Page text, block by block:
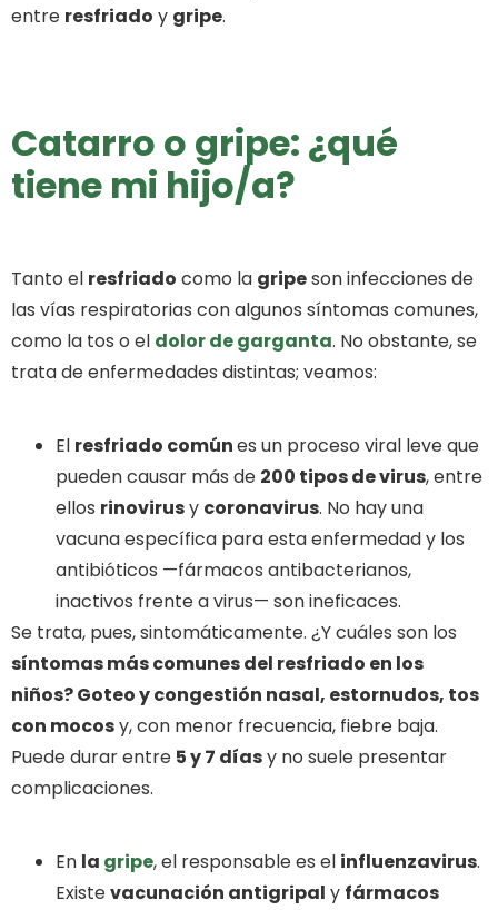
entre resfriado y gripe.
Catarro o gripe: ¿qué
tiene mi hijo/a?
Tanto el resfriado como la gripeson infecciones de
las vías respiratorias con algunos síntomas comunes,
como la tos o el dolor de garganta. No obstante, se
trata de enfermedades distintas; veamos:
El resfriado comúnes un proceso viral leve que
pueden causar más de 200 tipos de virus, entre
ellos rinovirusy coronavirus. No hay una
vacuna específica para esta enfermedad y los
antibióticos —fármacos antibacterianos,
inactivos frente a virus— son ineficaces.
Se trata, pues, sintomáticamente. ¿Y cuáles son los
síntomas más comunes del resfriado en los
niños? Goteo y congestión nasal, estornudos, tos
con mocosy, con menor frecuencia, fiebre baja.
Puede durar entre 5 y 7 díasy no suele presentar
complicaciones.
En la gripe, el responsable es el influenzavirus.
Existevacunación antigripal y fármacos